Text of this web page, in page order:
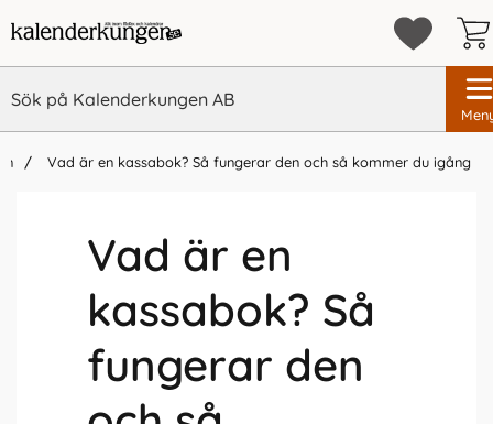
Vad är en kassabok? Så fungerar den och så kommer du igång
Vad är en
kassabok? Så
fungerar den